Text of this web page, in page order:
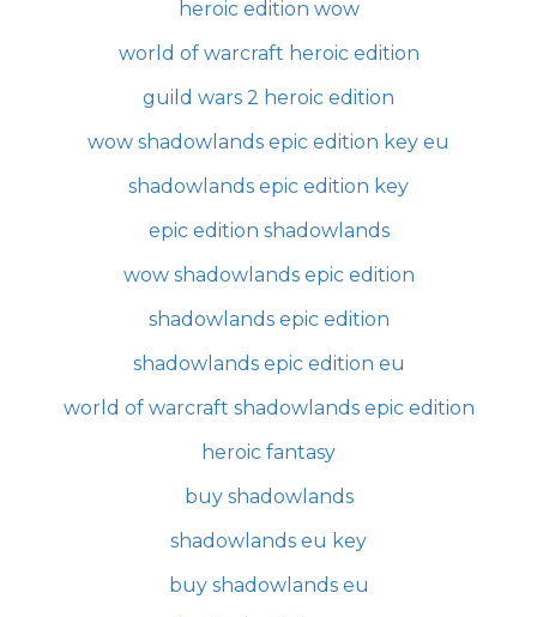
heroic edition wow
world of warcraft heroic edition
guild wars 2 heroic edition
wow shadowlands epic edition key eu
shadowlands epic edition key
epic edition shadowlands
wow shadowlands epic edition
shadowlands epic edition
shadowlands epic edition eu
world of warcraft shadowlands epic edition
heroic fantasy
buy shadowlands
shadowlands eu key
buy shadowlands eu